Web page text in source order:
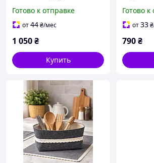
Готово к отправке
от44₴/мес
1 050₴
Купить
Готово к
от33₴
790₴